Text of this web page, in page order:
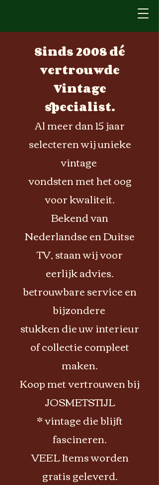
Sinds 2008 dé
vertrouwde
Vintage
specialist.
Al meer dan 15 jaar
selecteren wij unieke
vintage
vondsten met het oog
voor kwaliteit.
Bekend van
Nederlandse en Duitse
TV, staan wij voor
eerlijk advies.
betrouwbare service en
bijzondere
stukken die uw interieur
of collectie compleet
maken.
Koop met vertrouwen bij
JOSMETSTIJL
* vintage die blijft
fascineren.
VEEL Items worden
gratis geleverd.